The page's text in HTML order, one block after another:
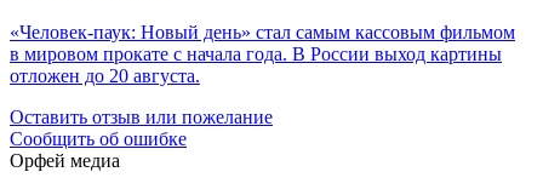
«Человек-паук: Новый день» стал самым кассовым фильмом
в мировом прокате с начала года. В России выход картины
отложен до 20 августа.
Оставить отзыв или пожелание
Сообщить об ошибке
Орфей медиа